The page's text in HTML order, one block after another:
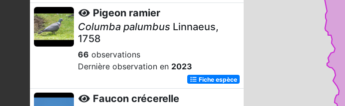
Pigeon ramier
Columba palumbus Linnaeus,
1758
66 observations
Dernière observation en 2023
Fiche espèce
Faucon crécerelle